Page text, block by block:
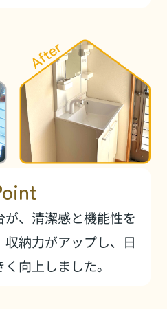
、清潔感と機能性を
納力がアップし、日
向上しました。